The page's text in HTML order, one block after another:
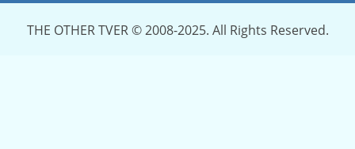
THE OTHER TVER © 2008-2025. All Rights Reserved.